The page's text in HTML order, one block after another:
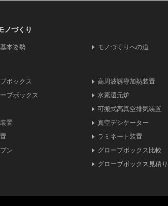
ノづくり
本姿勢 モノづくりへの道
ボックス
ブボックス
置
ン
高周波誘導加熱装置
水素還元炉
可搬式高真空排気装置
真空デシケーター
ラミネート装置
グローブボックス比較
グローブボックス見積